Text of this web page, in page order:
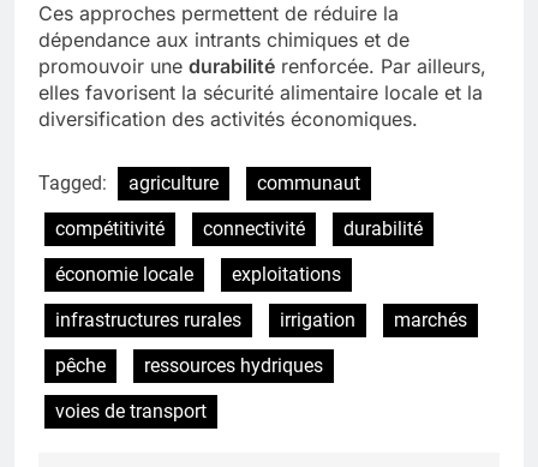
Ces approches permettent de réduire la
dépendance aux intrants chimiques et de
promouvoir une durabilité renforcée. Par ailleurs,
elles favorisent la sécurité alimentaire locale et la
diversification des activités économiques.
Tagged: agriculture
communaut
compétitivité
connectivité
durabilité
économie locale
exploitations
infrastructures rurales
irrigation
marchés
pêche
ressources hydriques
voies de transport